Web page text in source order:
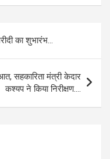
ail py
Li
n
k
ar
का शुभारंभ…
सहकारिता मंत्री केदार
कश्यप ने किया निरीक्षण….